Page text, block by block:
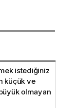
istediğiniz
küçük ve
olmayan